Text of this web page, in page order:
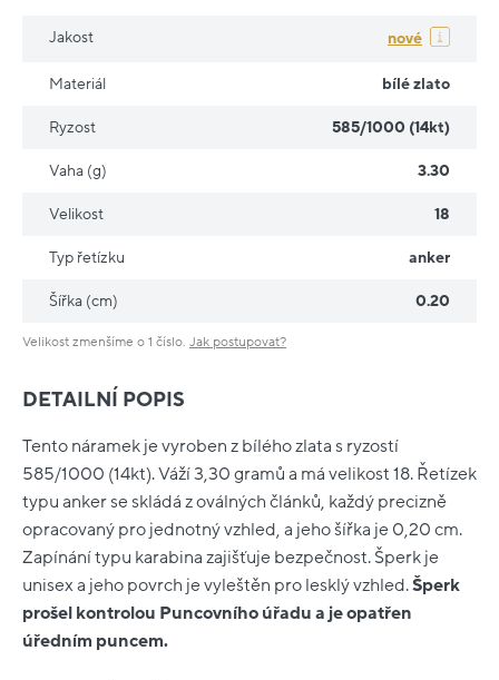
DETAILNÍ POPIS
Tento náramek je vyroben z bílého zlata s ryzostí
585/1000 (14kt). Váží 3,30 gramů a má velikost 18. Řetízek
typu anker se skládá z oválných článků, každý precizně
opracovaný pro jednotný vzhled, a jeho šířka je 0,20 cm.
Zapínání typu karabina zajišťuje bezpečnost. Šperk je
unisex a jeho povrch je vyleštěn pro lesklý vzhled.Šperk
prošel kontrolou Puncovního úřadu a je opatřen
úředním puncem.
Jakost nové
Materiál bílé zlato
Ryzost 585/1000 (14kt)
Vaha (g) 3.30
Velikost 18
Typ řetízku anker
Šířka (cm) 0.20
Velikost zmenšíme o 1 číslo. Jak postupovat?